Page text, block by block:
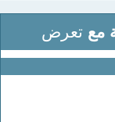
مع تعرض